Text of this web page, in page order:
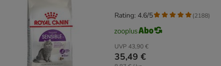
UVP 43,90 €
35,49 €
Rating: 4.6/5 (2188)